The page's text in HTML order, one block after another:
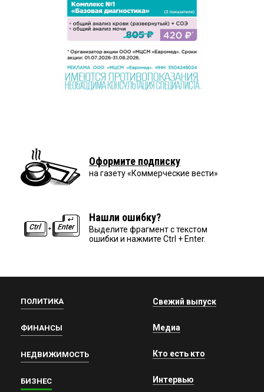
Оформите подписку
на газету «Коммерческие вести»
Нашли ошибку?
Выделите фрагмент с текстом
ошибки и нажмите Ctrl + Enter.
ПОЛИТИКА
ФИНАНСЫ
НЕДВИЖИМОСТЬ
БИЗНЕС
Свежий выпуск
Медиа
Кто есть кто
Интервью